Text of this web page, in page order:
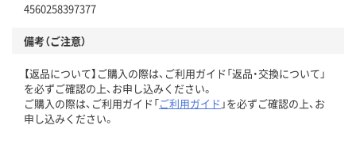
4560258397377
備考（ご注意）
【返品について】ご購入の際は、ご利用ガイド「返品・交換について」
を必ずご確認の上、お申し込みください。
ご購入の際は、ご利用ガイド「ご利用ガイド 」を必ずご確認の上、お
申し込みください。